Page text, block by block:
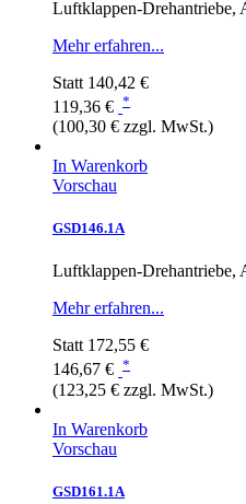
Luftklappen-Drehantriebe,
Mehr erfahren...
Statt 140,42 €
119,36 € *
(100,30 € zzgl. MwSt.)
In Warenkorb
Vorschau
GSD146.1A
Luftklappen-Drehantriebe,
Mehr erfahren...
Statt 172,55 €
146,67 € *
(123,25 € zzgl. MwSt.)
In Warenkorb
Vorschau
GSD161.1A